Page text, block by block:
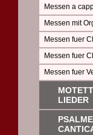
Messen a
Messen mit
Messen fuer
Messen fuer
Messen fuer
LIEDER